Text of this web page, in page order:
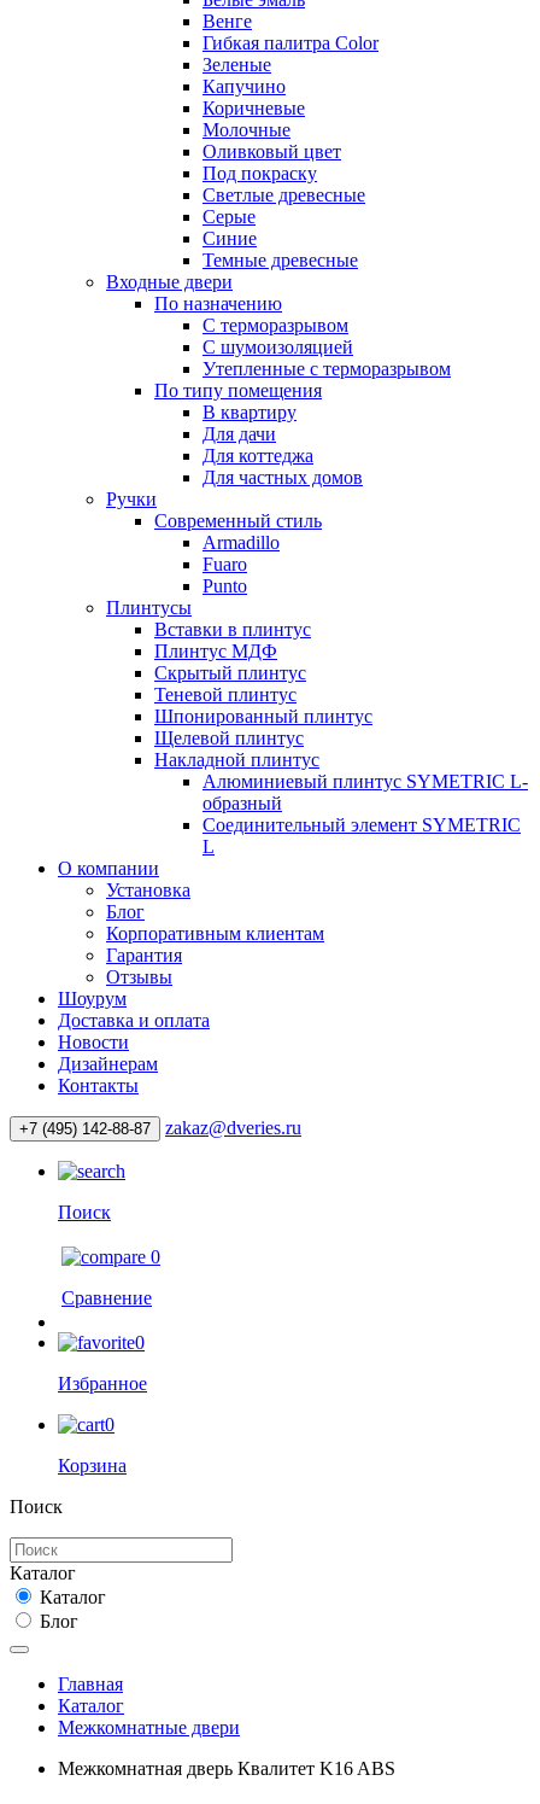
Венге
Гибкая палитра Color
Зеленые
Капучино
Коричневые
Молочные
Оливковый цвет
Под покраску
Светлые древесные
Серые
Синие
Темные древесные
Входные двери
По назначению
С терморазрывом
С шумоизоляцией
Утепленные с терморазрывом
По типу помещения
В квартиру
Для дачи
Для коттеджа
Для частных домов
Ручки
Современный стиль
Armadillo
Fuaro
Punto
Плинтусы
Вставки в плинтус
Плинтус МДФ
Скрытый плинтус
Теневой плинтус
Шпонированный плинтус
Щелевой плинтус
Накладной плинтус
Алюминиевый плинтус SYMETRIC L-
образный
Соединительный элемент SYMETRIC
L
О компании
Установка
Блог
Корпоративным клиентам
Гарантия
Отзывы
Шоурум
Доставка и оплата
Новости
Дизайнерам
Контакты
+7 (495) 142-88-87 zakaz@dveries.ru
Поиск
0
Сравнение
0
Избранное
0
Корзина
Поиск
Каталог
Каталог
Блог
Главная
Каталог
Межкомнатные двери
Межкомнатная дверь Квалитет K16 ABS